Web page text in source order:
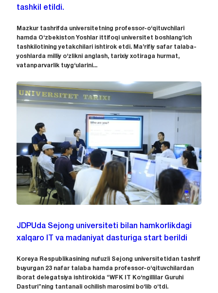
tashkil etildi.
Mazkur tashrifda universitetning professor-o‘qituvchilari
hamda O‘zbekiston Yoshlar ittifoqi universitet boshlang‘ich
tashkilotining yetakchilari ishtirok etdi. Ma’rifiy safar talaba-
yoshlarda milliy o‘zlikni anglash, tarixiy xotiraga hurmat,
vatanparvarlik tuyg‘ularini...
JDPUda Sejong universiteti bilan hamkorlikdagi
xalqaro IT va madaniyat dasturiga start berildi
Koreya Respublikasining nufuzli Sejong universitetidan tashrif
buyurgan 23 nafar talaba hamda professor-o‘qituvchilardan
iborat delegatsiya ishtirokida “WFK IT Ko‘ngillilar Guruhi
Dasturi”ning tantanali ochilish marosimi bo‘lib o‘tdi.